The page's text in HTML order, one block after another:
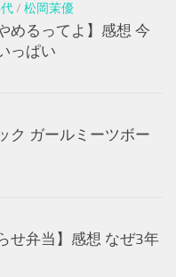
/ 松岡茉優
めるってよ】感想 今
っぱい
ク ガールミーツボー
せ弁当】感想 なぜ3年